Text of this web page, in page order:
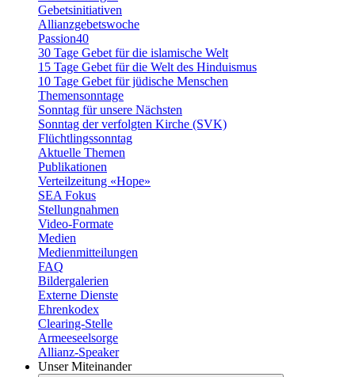
Gebetsinitiativen
Allianzgebetswoche
Passion40
30 Tage Gebet für die islamische Welt
15 Tage Gebet für die Welt des Hinduismus
10 Tage Gebet für jüdische Menschen
Themensonntage
Sonntag für unsere Nächsten
Sonntag der verfolgten Kirche (SVK)
Flüchtlingssonntag
Aktuelle Themen
Publikationen
Verteilzeitung «Hope»
SEA Fokus
Stellungnahmen
Video-Formate
Medien
Medienmitteilungen
FAQ
Bildergalerien
Externe Dienste
Ehrenkodex
Clearing-Stelle
Armeeseelsorge
Allianz-Speaker
Unser Miteinander